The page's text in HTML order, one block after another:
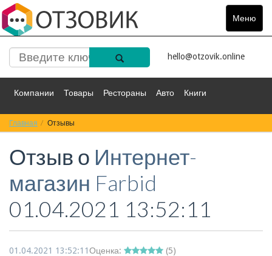
Меню
Toggle
hello@otzovik.online
Компании Товары Рестораны Авто Книги
Спорт Фильмы
Красота Здоровье Остальное
Главная Отзывы
Отзыв о Интернет-
магазин Farbid
01.04.2021 13:52:11
01.04.2021 13:52:11Оценка: (5)